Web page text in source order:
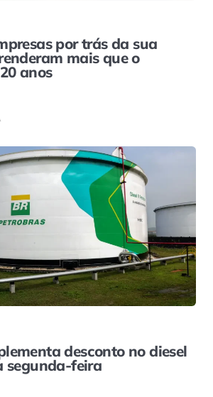
por trás da sua
mais que o
anos
desconto no diesel
segunda-feira